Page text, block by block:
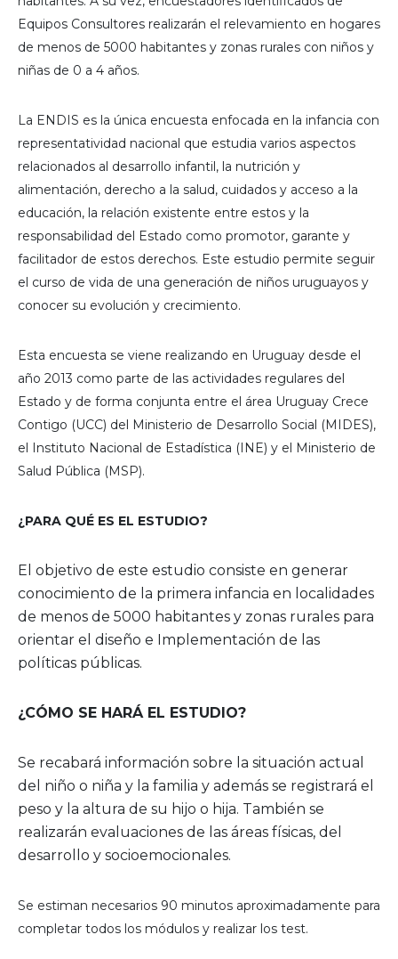
Equipos Consultores realizarán el relevamiento en hogares
de menos de 5000 habitantes y zonas rurales con niños y
niñas de 0 a 4 años.
La ENDIS es la única encuesta enfocada en la infancia con
representatividad nacional que estudia varios aspectos
relacionados al desarrollo infantil, la nutrición y
alimentación, derecho a la salud, cuidados y acceso a la
educación, la relación existente entre estos y la
responsabilidad del Estado como promotor, garante y
facilitador de estos derechos. Este estudio permite seguir
el curso de vida de una generación de niños uruguayos y
conocer su evolución y crecimiento.
Esta encuesta se viene realizando en Uruguay desde el
año 2013 como parte de las actividades regulares del
Estado y de forma conjunta entre el área Uruguay Crece
Contigo (UCC) del Ministerio de Desarrollo Social (MIDES),
el Instituto Nacional de Estadística (INE) y el Ministerio de
Salud Pública (MSP).
¿PARA QUÉ ES EL ESTUDIO?
El objetivo de este estudio consiste en generar
conocimiento de la primera infancia en localidades
de menos de 5000 habitantes y zonas rurales para
orientar el diseño e Implementación de las
políticas públicas.
¿CÓMO SE HARÁ EL ESTUDIO?
Se recabará información sobre la situación actual
del niño o niña y la familia y además se registrará el
peso y la altura de su hijo o hija. También se
realizarán evaluaciones de las áreas físicas, del
desarrollo y socioemocionales.
Se estiman necesarios 90 minutos aproximadamente para
completar todos los módulos y realizar los test.